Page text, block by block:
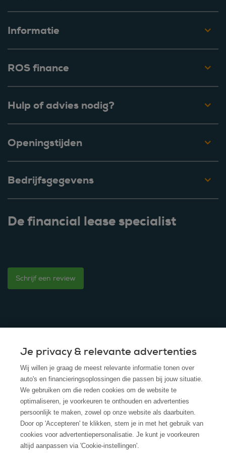
Informatie
ROS finance
Hulp of advies nodig?
Openingstijden
Bedrijfsgegevens
De financial lease specialist
Schrijf een review
© 2025 - ROS Krediet Service
Algemene Voorwaarden
Disclaimer
Privacy Policy
Cookies
Je privacy & relevante advertenties
Wij willen je graag de meest relevante informatie tonen over
auto's en financieringsoplossingen die passen bij jouw situatie.
We gebruiken om die reden cookies om de website te
optimaliseren, je voorkeuren te onthouden en advertenties
persoonlijk te maken, zowel op onze website als daarbuiten.
Door op 'Accepteren' te klikken, stem je in met het gebruik van
cookies voor advertentiepersonalisatie. Je kunt je voorkeuren
altijd aanpassen via 'Cookie-instellingen'.